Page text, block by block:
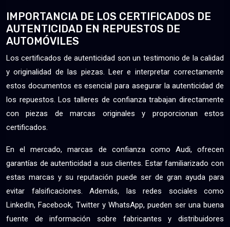
IMPORTANCIA DE LOS CERTIFICADOS DE
AUTENTICIDAD EN REPUESTOS DE
AUTOMÓVILES
Los certificados de autenticidad son un testimonio de la calidad
y originalidad de las piezas. Leer e interpretar correctamente
estos documentos es esencial para asegurar la autenticidad de
los repuestos. Los talleres de confianza trabajan directamente
con piezas de marcas originales y proporcionan estos
certificados.
En el mercado, marcas de confianza como Audi, ofrecen
garantías de autenticidad a sus clientes. Estar familiarizado con
estas marcas y su reputación puede ser de gran ayuda para
evitar falsificaciones. Además, las redes sociales como
LinkedIn, Facebook, Twitter y WhatsApp, pueden ser una buena
fuente de información sobre fabricantes y distribuidores